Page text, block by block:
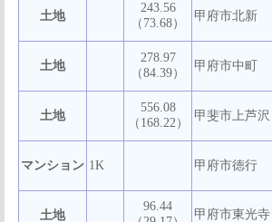
土地
243.56
（73.68）
甲府市北新
土地
278.97
（84.39）
甲府市中町
土地
556.08
（168.22）
甲斐市上芦沢
マンション 1K 甲府市徳行
土地
96.44
甲府市東光寺